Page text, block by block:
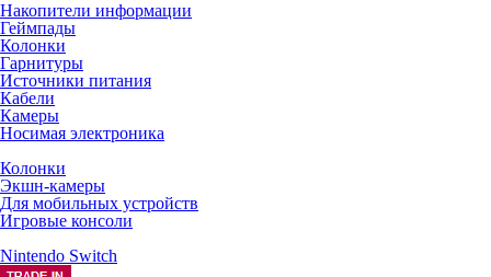
Накопители информации
Геймпады
Колонки
Гарнитуры
Источники питания
Кабели
Камеры
Носимая электроника
Колонки
Экшн-камеры
Для мобильных устройств
Игровые консоли
Nintendo Switch